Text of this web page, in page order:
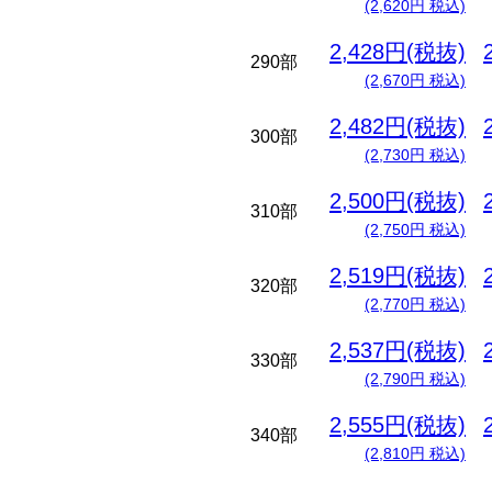
(2,620円 税込)
290部 2,428円(税抜)
(2,670円 税込)
300部 2,482円(税抜)
(2,730円 税込)
310部 2,500円(税抜)
(2,750円 税込)
320部 2,519円(税抜)
(2,770円 税込)
330部 2,537円(税抜)
(2,790円 税込)
340部 2,555円(税抜)
(2,810円 税込)